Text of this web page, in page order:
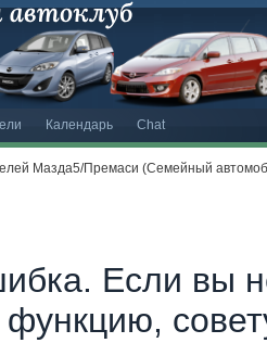
Календарь Chat
Мазда5/Премаси (Семейный
Если вы
функцию,